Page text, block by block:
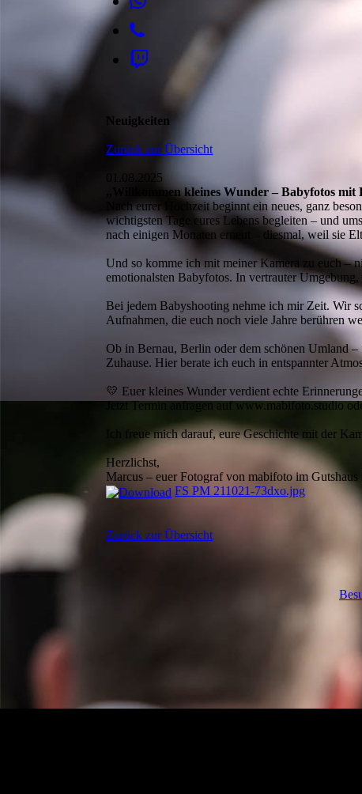
Neuigkeiten
Zurück zur Übersicht
01.08.2025
„Willkommen kleines Wunder – Babyfotos mit
Nach eurer Hochzeit beginnt ein neues, ganz
wichtigsten Tage eures Lebens begleiten – und
nach einigen Monaten erneut – diesmal, weil sie
Und so komme ich mit meiner Kamera zu euch –
emotionalsten Babyfotos. In vertrauter
Bei jedem Babyshooting nehme ich mir Zeit. Wir
Aufnahmen, die euch noch viele Jahre berühren
Ob in Bernau, Berlin oder dem schönen Umland
Zuhause. Hier berate ich euch in entspannter
💛 Euer kleines Wunder verdient echte
Jetzt Termin anfragen auf www.mabifoto.studio
Ich freue mich darauf, eure Geschichte mit der
Herzlichst,
Marcus – euer Fotograf von mabifoto im
FS PM 211021-73dxo.jpg
Zurück zur Übersicht